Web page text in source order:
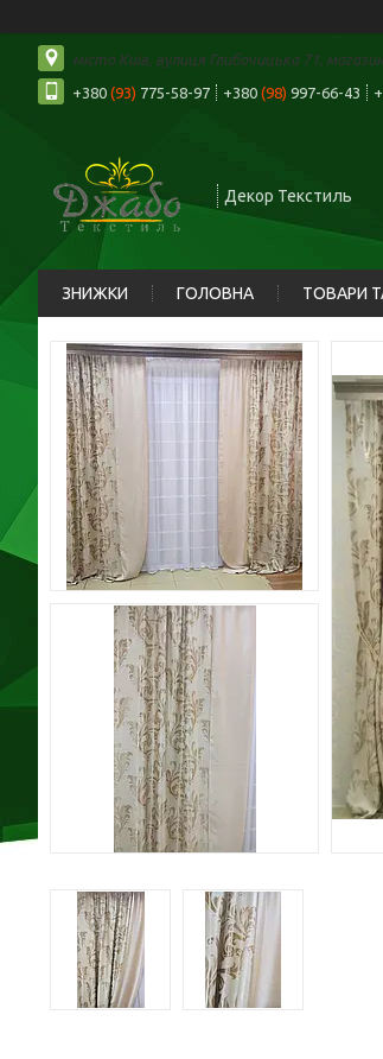
місто Київ, вулиця Глибочицька 71,
+380 (93) 775-58-97 +380 (98) 997-66-43
Декор Текстиль
ЗНИЖКИ ГОЛОВНА ТОВАРИ